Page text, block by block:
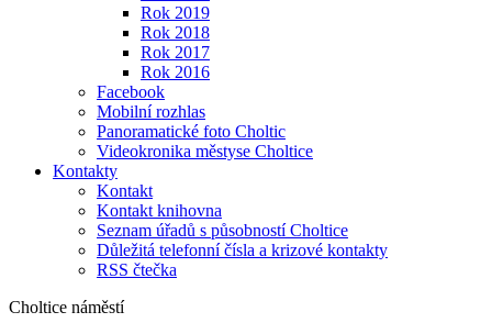
Rok 2019
Rok 2018
Rok 2017
Rok 2016
Facebook
Mobilní rozhlas
Panoramatické foto Choltic
Videokronika městyse Choltice
Kontakty
Kontakt
Kontakt knihovna
Seznam úřadů s působností Choltice
Důležitá telefonní čísla a krizové kontakty
RSS čtečka
Choltice náměstí